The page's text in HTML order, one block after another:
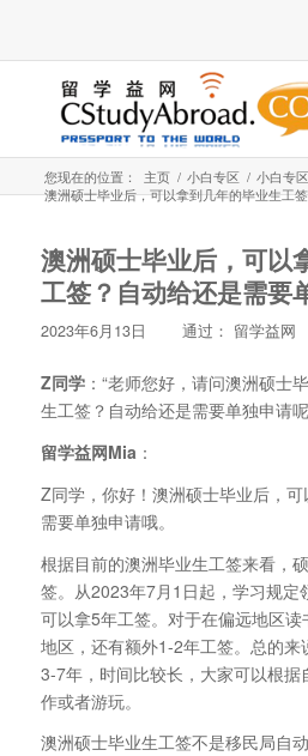
您现在的位置： 主页 / 小白专区 / 小白专
澳洲硕士毕业后，可以拿到几年的毕业生工
澳洲硕士毕业后，可以
工签？自动给还是需要
2023年6月13日 通过： 留学益网
Z同学：“老师您好，请问澳洲硕士
生工签？自动给还是需要单独申请
留学益网Mia ：
Z同学，你好！澳洲硕士毕业后，可
需要单独申请哦。
根据目前的澳洲毕业生工签来看，
签。从2023年7月1日起，学习规定
可以拿5年工签。对于在偏远地区
地区，还有额外1-2年工签。总的
3-7年，时间比较长，大家可以根据
作或者游玩。
澳洲硕士毕业生工签不是移民局自